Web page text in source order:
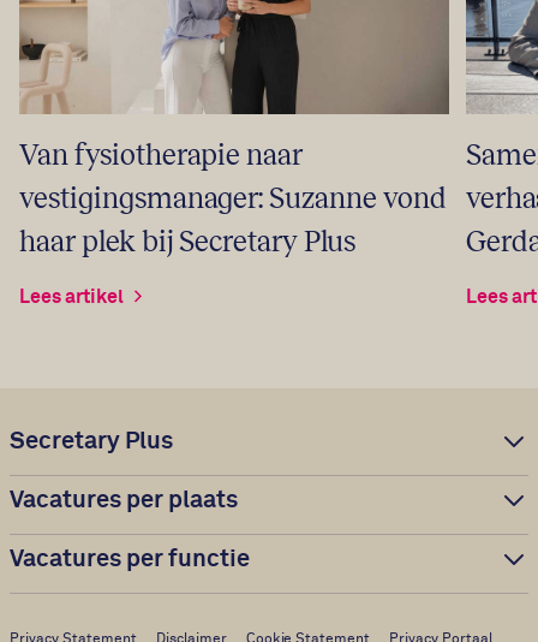
Van fysiotherapie naar
vestigingsmanager: Suzanne vond
haar plek bij Secretary Plus
Lees artikel Lees
Secretary Plus
Vacatures per plaats
Vacatures per functie